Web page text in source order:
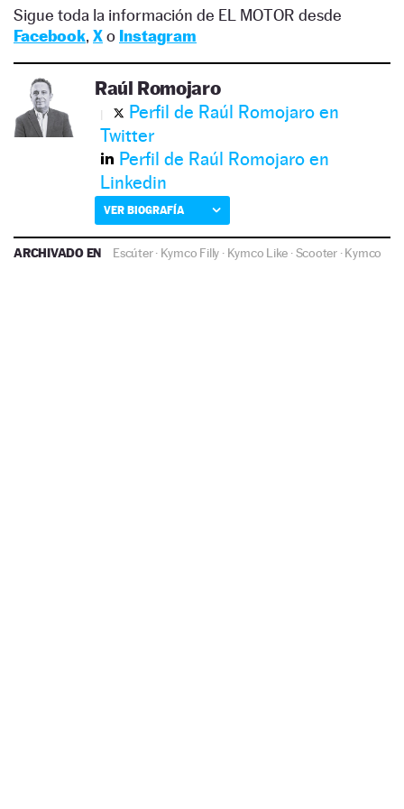
Sigue toda la información de EL MOTOR desde
Facebook, Xo Instagram
Raúl Romojaro
Perfil de Raúl Romojaro en
Twitter
Perfil de Raúl Romojaro en
Linkedin
VER BIOGRAFÍA
ARCHIVADO EN Escúter· Kymco Filly · Kymco Like ·Scooter·Kymco